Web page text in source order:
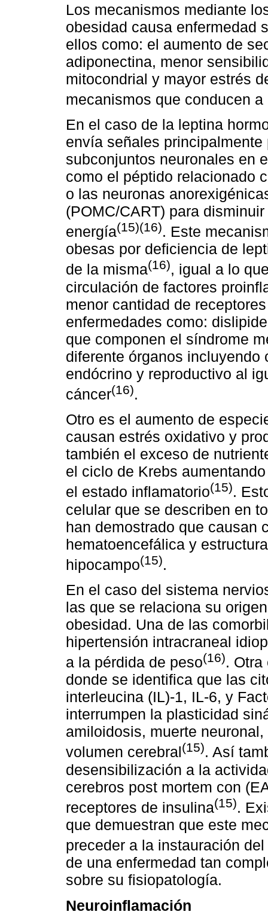
Los mecanismos mediante
obesidad causa enfermedad
ellos como: el aumento de
adiponectina, menor
mitocondrial y mayor estrés
mecanismos que conducen
En el caso de la leptina
envía señales
subconjuntos neuronales en
como el péptido relacionado
o las neuronas
(POMC/CART) para
energía(15)(16). Este
obesas por deficiencia de
de la misma(16), igual a lo
circulación de factores
menor cantidad de
enfermedades como:
que componen el síndrome
diferente órganos
endócrino y reproductivo al
cáncer(16).
Otro es el aumento de
causan estrés oxidativo y
también el exceso de
el ciclo de Krebs
el estado inflamatorio(15).
celular que se describen en
han demostrado que causan
hematoencefálica y
hipocampo(15).
En el caso del sistema
las que se relaciona su
obesidad. Una de las
hipertensión intracraneal
a la pérdida de peso(16). Otra
donde se identifica que las
interleucina (IL)-1, IL-6, y
interrumpen la plasticidad
amiloidosis, muerte
volumen cerebral(15). Así
desensibilización a la
cerebros post mortem con
receptores de insulina(15).
que demuestran que este
preceder a la instauración
de una enfermedad tan
sobre su fisiopatología.
Neuroinflamación